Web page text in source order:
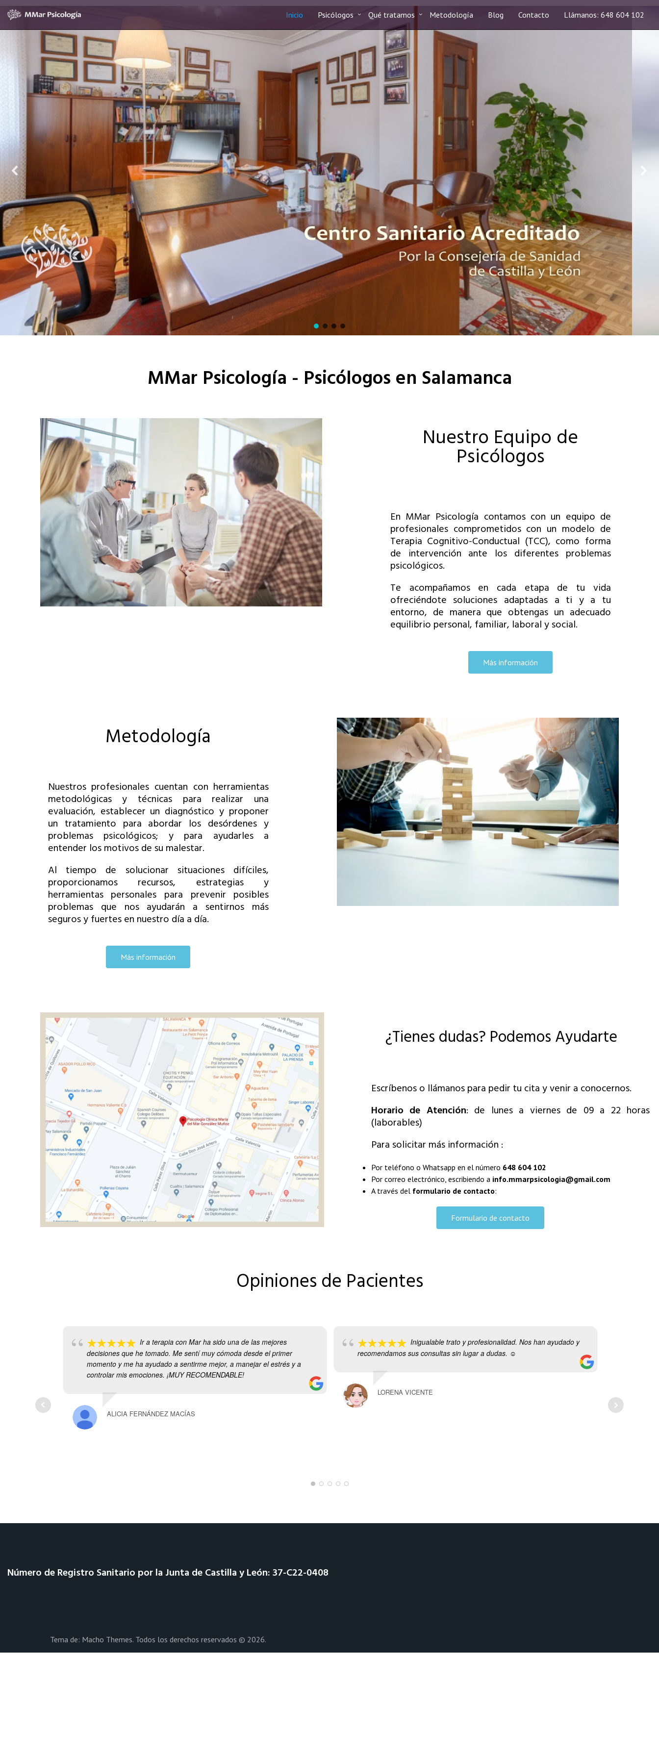
Inicio Psicólogos Qué tratamos Metodología Blog Contacto Llámanos: 648 604 102
MMar Psicología - Psicólogos en Salamanca
Nuestro Equipo de
Psicólogos
En MMar Psicología contamos con un equipo de
profesionales comprometidos con un modelo de
Terapia Cognitivo-Conductual (TCC), como forma
de intervención ante los diferentes problemas
psicológicos.
Te acompañamos en cada etapa de tu vida
ofreciéndote soluciones adaptadas a ti y a tu
entorno, de manera que obtengas un adecuado
equilibrio personal, familiar, laboral y social.
Más información
Metodología
Nuestros profesionales cuentan con herramientas
metodológicas y técnicas para realizar una
evaluación, establecer un diagnóstico y proponer
un tratamiento para abordar los desórdenes y
problemas psicológicos; y para ayudarles a
entender los motivos de su malestar.
Al tiempo de solucionar situaciones difíciles,
proporcionamos recursos, estrategias y
herramientas personales para prevenir posibles
problemas que nos ayudarán a sentirnos más
seguros y fuertes en nuestro día a día.
Más información
¿Tienes dudas? Podemos Ayudarte
Escríbenos o llámanos para pedir tu cita y venir a conocernos.
Horario de Atención: de lunes a viernes de 09 a 22 horas
(laborables)
Para solicitar más información :
Por teléfono o Whatsapp en el número 648 604 102
Por correo electrónico, escribiendo a info.mmarpsicologia@gmail.com
A través del formulario de contacto:
Formulario de contacto
Opiniones de Pacientes
Ir a terapia con Mar ha sido una de las mejores
decisiones que he tomado. Me sentí muy cómoda desde el primer
momento y me ha ayudado a sentirme mejor, a manejar el estrés y a
controlar mis emociones. ¡MUY RECOMENDABLE!
ALICIA FERNÁNDEZ MACÍAS
Inigualable trato y profesionalidad. Nos han ayudado y
recomendamos sus consultas sin lugar a dudas. ☺️
LORENA VICENTE
Número de Registro Sanitario por la Junta de Castilla y León: 37-C22-0408
Tema de: Macho Themes. Todos los derechos reservados © 2026.